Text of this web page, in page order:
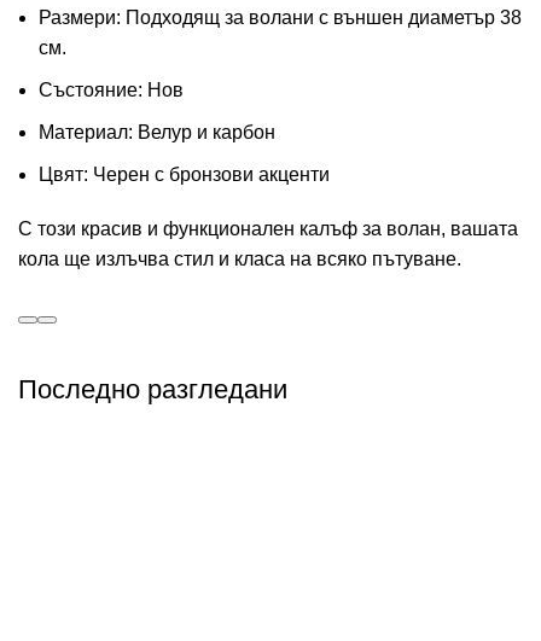
Размери: Подходящ за волани с външен диаметър 38
см.
Състояние: Нов
Материал: Велур и карбон
Цвят: Черен с бронзови акценти
С този красив и функционален калъф за волан, вашата
кола ще излъчва стил и класа на всяко пътуване.
Последно разгледани